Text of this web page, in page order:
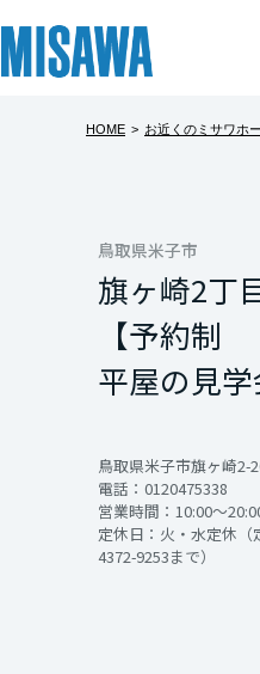
建てる
商品
建築事
デザイ
インテ
個人
賃貸住
土地活
土地活
戸建
ミサ
リフォ
複合
複合
収益不
建築再
サポ
住ま
ミサワ
企業・
ニュー
IR情報
SDGs
環境活動
HOME > お近くのミサワホ
鳥取県米子市
旗ヶ崎2丁
【予約制
平屋の見学
鳥取県米子市旗ヶ崎2-
電話： 0120475338
営業時間：10:00～
定休日：火・水定休
4372-9253まで）